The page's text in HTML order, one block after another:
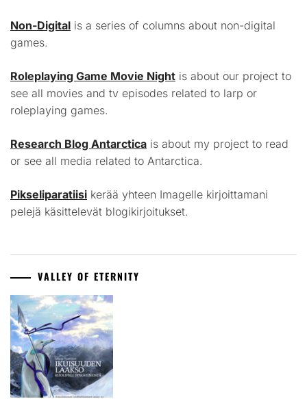
Non-Digital is a series of columns about non-digital
games.
Roleplaying Game Movie Night is about our project to
see all movies and tv episodes related to larp or
roleplaying games.
Research Blog Antarctica is about my project to read
or see all media related to Antarctica.
Pikseliparatiisi kerää yhteen Imagelle kirjoittamani
pelejä käsittelevät blogikirjoitukset.
VALLEY OF ETERNITY